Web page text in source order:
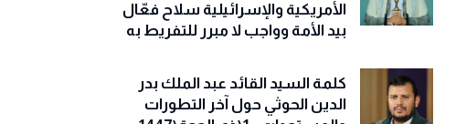
الأمريكية والإسرائيلية سلاح فعّال
بيد الأمة وواجب لا مبرر للتفريط به
كلمة السيد القائد عبد الملك بدر
الدين الحوثي حول آخر التطورات